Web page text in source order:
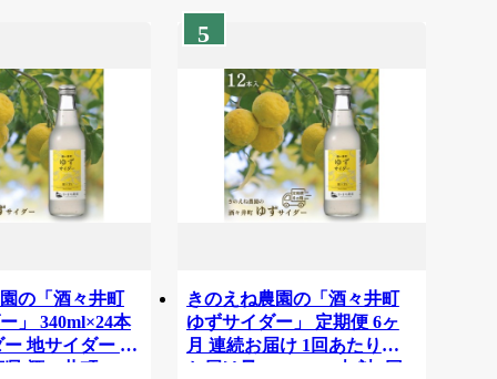
の「酒々井町
」 340ml×24本
地サイダー 炭
酒々井町
5
きのえね農園の「酒々井町
ゆずサイダー」 定期便 6ヶ
月 連続お届け 1回あたりの
お届け量:340ml×12本 計6回